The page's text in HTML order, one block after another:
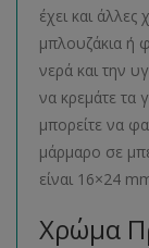
έχει και άλλες
μπλουζάκια ή
νερά και την
να κρεμάτε τα
μπορείτε να
μάρμαρο σε
είναι 16×24
Χρώμα